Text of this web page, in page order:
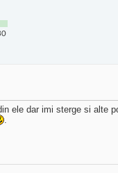
ele dar imi sterge si alte
.